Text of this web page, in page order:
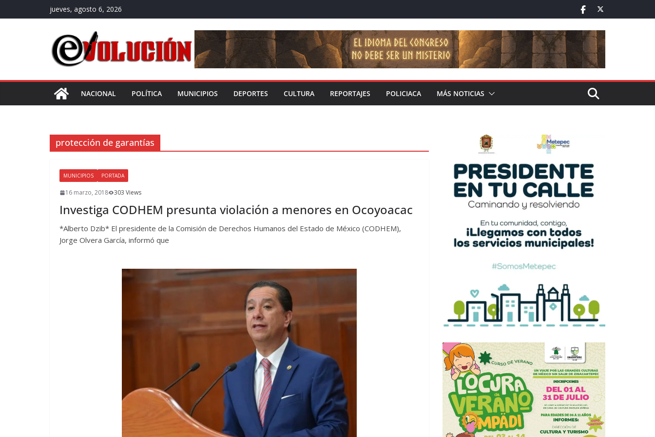
al
jueves, agosto 6, 2026
NACIONAL POLÍTICA MUNICIPIOS DEPORTES CULTURA REPORTAJES POLICIACA MÁS NOTICIAS
protección de garantías
MUNICIPIOS PORTADA
16 marzo, 2018 303 Views
Investiga CODHEM presunta violación a menores en Ocoyoacac
*Alberto Dzib* El presidente de la Comisión de Derechos Humanos del Estado de México (CODHEM),
Jorge Olvera García, informó que